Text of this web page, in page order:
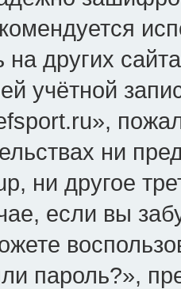
на других
учётной
ни
ни другое
если вы
пароль?»,